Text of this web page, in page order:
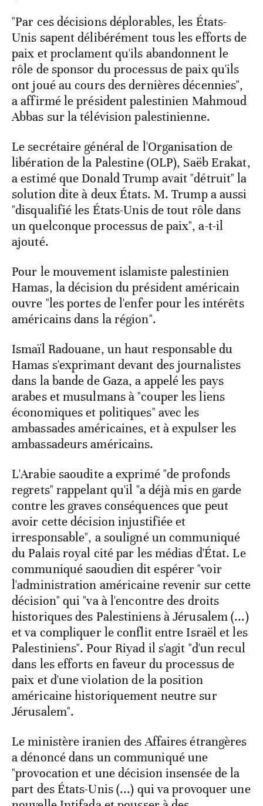
"Par ces décisions déplorables, les États-
Unis sapent délibérément tous les efforts de
paix et proclament qu'ils abandonnent le
rôle de sponsor du processus de paix qu'ils
ont joué au cours des dernières décennies",
a affirmé le président palestinien Mahmoud
Abbas sur la télévision palestinienne.
Le secrétaire général de l'Organisation de
libération de la Palestine (OLP), Saëb Erakat,
a estimé que Donald Trump avait "détruit" la
solution dite à deux États. M. Trump a aussi
"disqualifié les États-Unis de tout rôle dans
un quelconque processus de paix", a-t-il
ajouté.
Pour le mouvement islamiste palestinien
Hamas, la décision du président américain
ouvre "les portes de l'enfer pour les intérêts
américains dans la région".
Ismaïl Radouane, un haut responsable du
Hamas s'exprimant devant des journalistes
dans la bande de Gaza, a appelé les pays
arabes et musulmans à "couper les liens
économiques et politiques" avec les
ambassades américaines, et à expulser les
ambassadeurs américains.
L'Arabie saoudite a exprimé "de profonds
regrets" rappelant qu'il "a déjà mis en garde
contre les graves conséquences que peut
avoir cette décision injustifiée et
irresponsable", a souligné un communiqué
du Palais royal cité par les médias d'État. Le
communiqué saoudien dit espérer "voir
l'administration américaine revenir sur cette
décision" qui "va à l'encontre des droits
historiques des Palestiniens à Jérusalem (...)
et va compliquer le conflit entre Israël et les
Palestiniens". Pour Riyad il s'agit "d'un recul
dans les efforts en faveur du processus de
paix et d'une violation de la position
américaine historiquement neutre sur
Jérusalem".
Le ministère iranien des Affaires étrangères
a dénoncé dans un communiqué une
"provocation et une décision insensée de la
part des États-Unis (...) qui va provoquer une